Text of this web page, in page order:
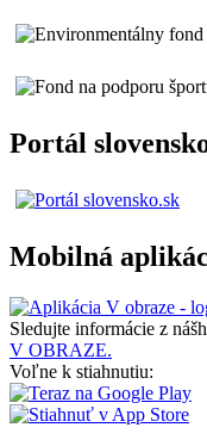
Portál
Mobilná
Sledujte informácie z
V OBRAZE.
Voľne k stiahnutiu: